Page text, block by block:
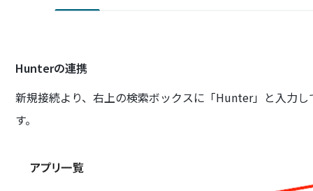
Hunterの連携
新規接続より、右上の検索ボックスに「Hunter」と入力
す。